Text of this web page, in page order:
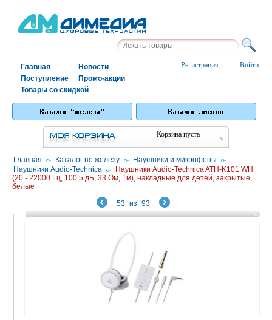
Войти
Регистрация
Главная
Новости
Поступление
Промо-акции
Товары со скидкой
Корзина пуста
Главная / Каталог по железу / Наушники и микрофоны /
Наушники Audio-Technica /
Наушники Audio-Technica ATH-K101 WH
(20 - 22000 Гц, 100,5 дБ, 33 Ом, 1м), накладные для детей, закрытые,
белые
53 из 93